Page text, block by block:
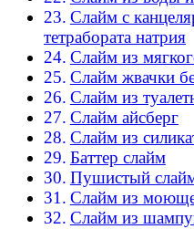
Слайм с
тетрабората натрия
Слайм из
Слайм жвачки
Слайм из
Слайм айсберг
Слайм из
Баттер слайм
Пушистый
Слайм из
Слайм из